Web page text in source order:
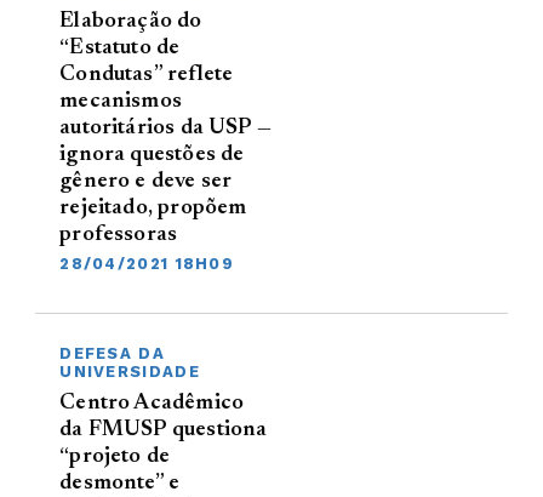
Elaboração do
“Estatuto de
Condutas” reflete
mecanismos
autoritários da USP —
ignora questões de
gênero e deve ser
rejeitado, propõem
professoras
28/04/2021 18H09
DEFESA DA
UNIVERSIDADE
Centro Acadêmico
da FMUSP questiona
“projeto de
desmonte” e